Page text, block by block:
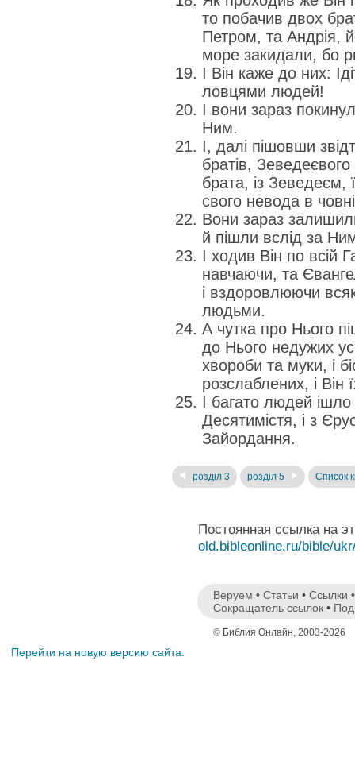
то побачив двох
Петром, та Андрія,
море закидали, бо
І Він каже до них:
ловцями людей!
І вони зараз
Ним.
І, далі пішовши
братів,
брата, із Зеведеєм,
свого невода в
Вони зараз
й пішли вслід за
І ходив Він по всій
навчаючи, та
і вздоровлюючи
людьми.
А чутка про Нього
до Нього недужих
хвороби та муки, і
розслаблених, і Він
І багато людей ішло
Десятимістя, і з
Зайордання.
розділ 3 розділ 5 Список
Постоянная ссылка на
old.bibleonline.ru/bible/
Веруем • Статьи • Ссылки
Сокращатель ссылок •
© Библия Онлайн, 2003-2026
Перейти на новую версию сайта.